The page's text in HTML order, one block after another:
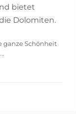
bietet
Dolomiten.
ganze Schönheit